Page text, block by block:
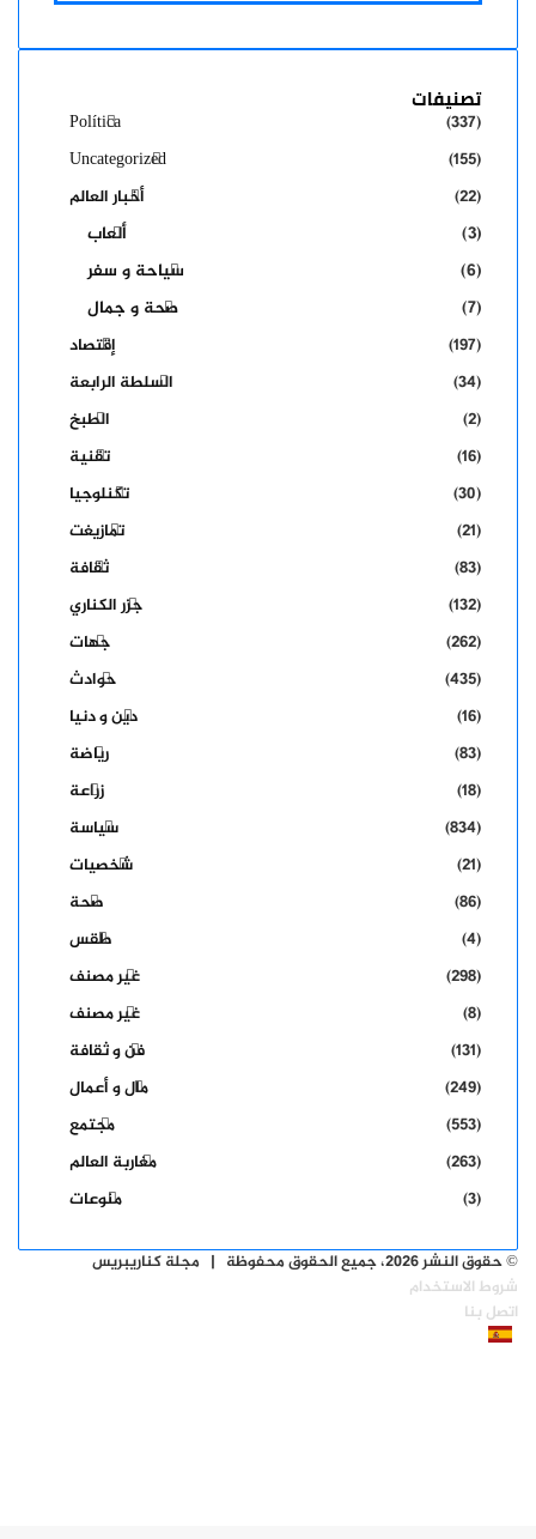
تصنيفات
Política
(337)
Uncategorized
(155)
أخبار العالم
(22)
ألعاب
(3)
سياحة و سفر
(6)
صحة و جمال
(7)
إقتصاد
(197)
السلطة الرابعة
(34)
الطبخ
(2)
تقنية
(16)
تكنلوجيا
(30)
تمازيغت
(21)
ثقافة
(83)
جزر الكناري
(132)
جهات
(262)
حوادث
(435)
دين و دنيا
(16)
رياضة
(83)
زراعة
(18)
سياسة
(834)
شخصيات
(21)
صحة
(86)
طقس
(4)
غير مصنف
(298)
غير مصنف
(8)
فن و ثقافة
(131)
مال و أعمال
(249)
مجتمع
(553)
مغاربة العالم
(263)
منوعات
(3)
© حقوق النشر 2026، جميع الحقوق محفوظة | مجلة كناريبريس
شروط الاستخدام
اتصل بنا